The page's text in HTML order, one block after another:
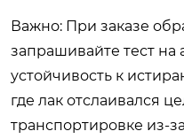
Важно: При заказе
запрашивайте тест
устойчивость к
где лак отслаивался
транспортировке из-